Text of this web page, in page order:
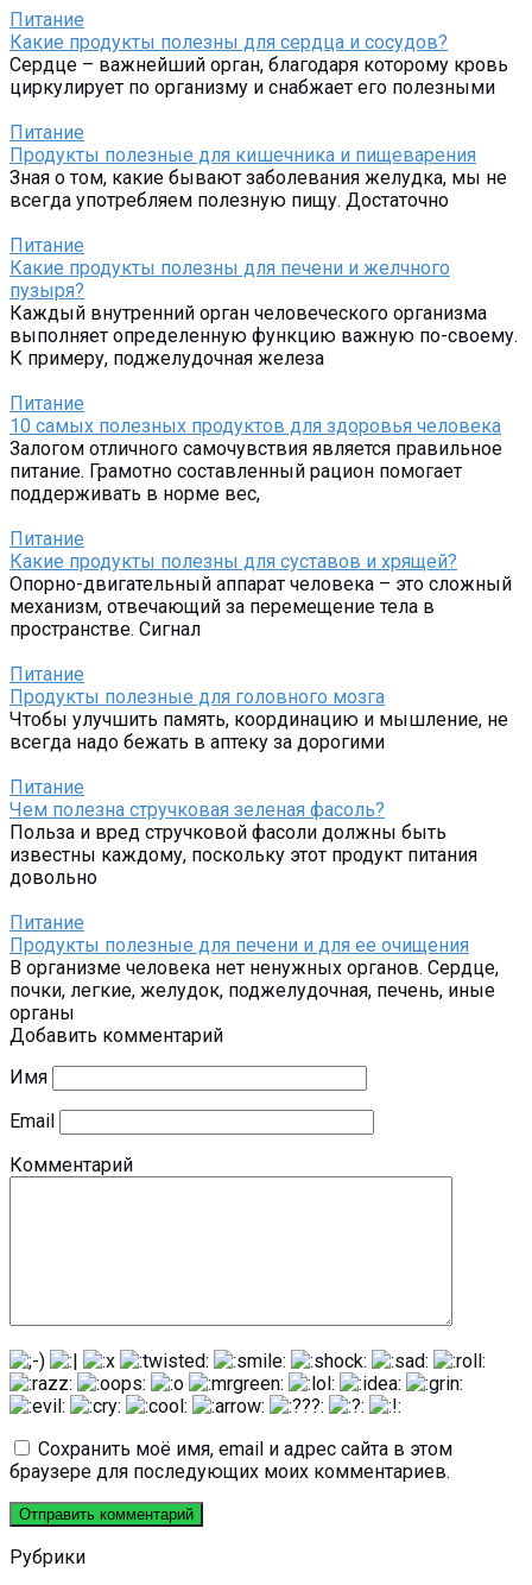
Питание
Какие продукты полезны для сердца и сосудов?
Сердце – важнейший орган, благодаря которому кровь
циркулирует по организму и снабжает его полезными
Питание
Продукты полезные для кишечника и пищеварения
Зная о том, какие бывают заболевания желудка, мы не
всегда употребляем полезную пищу. Достаточно
Питание
Какие продукты полезны для печени и желчного
пузыря?
Каждый внутренний орган человеческого организма
выполняет определенную функцию важную по-своему.
К примеру, поджелудочная железа
Питание
10 самых полезных продуктов для здоровья человека
Залогом отличного самочувствия является правильное
питание. Грамотно составленный рацион помогает
поддерживать в норме вес,
Питание
Какие продукты полезны для суставов и хрящей?
Опорно-двигательный аппарат человека – это сложный
механизм, отвечающий за перемещение тела в
пространстве. Сигнал
Питание
Продукты полезные для головного мозга
Чтобы улучшить память, координацию и мышление, не
всегда надо бежать в аптеку за дорогими
Питание
Чем полезна стручковая зеленая фасоль?
Польза и вред стручковой фасоли должны быть
известны каждому, поскольку этот продукт питания
довольно
Питание
Продукты полезные для печени и для ее очищения
В организме человека нет ненужных органов. Сердце,
почки, легкие, желудок, поджелудочная, печень, иные
органы
Добавить комментарий
Имя
Email
Комментарий
Сохранить моё имя, email и адрес сайта в этом
браузере для последующих моих комментариев.
Рубрики